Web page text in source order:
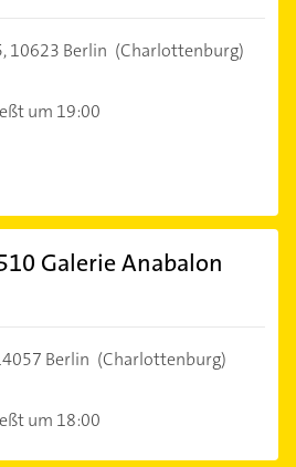
10623 Berlin (Charlottenburg)
um 19:00
Galerie Anabalon
Berlin (Charlottenburg)
um 18:00